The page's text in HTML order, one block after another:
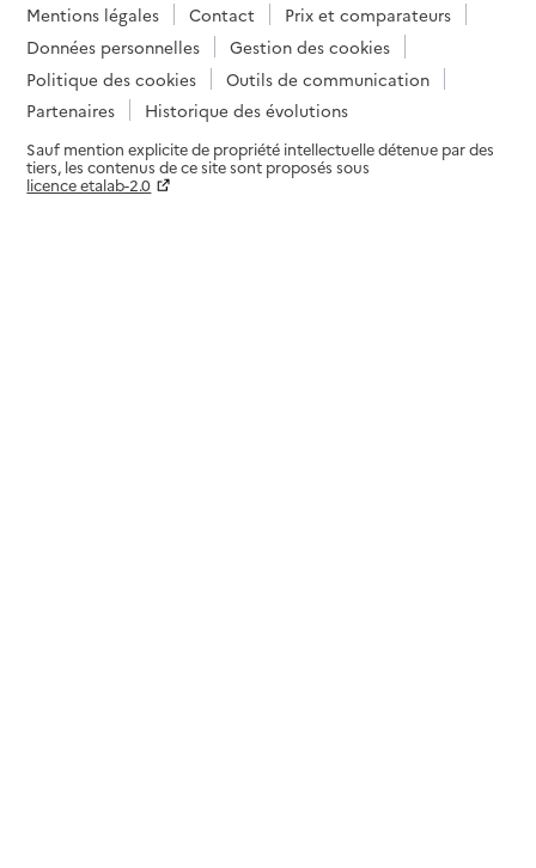
Mentions légales
Contact
Prix et comparateurs
Données personnelles
Gestion des cookies
Politique des cookies
Outils de communication
Partenaires
Historique des évolutions
Sauf mention explicite de propriété intellectuelle détenue par des
tiers, les contenus de ce site sont proposés sous
licence etalab-2.0